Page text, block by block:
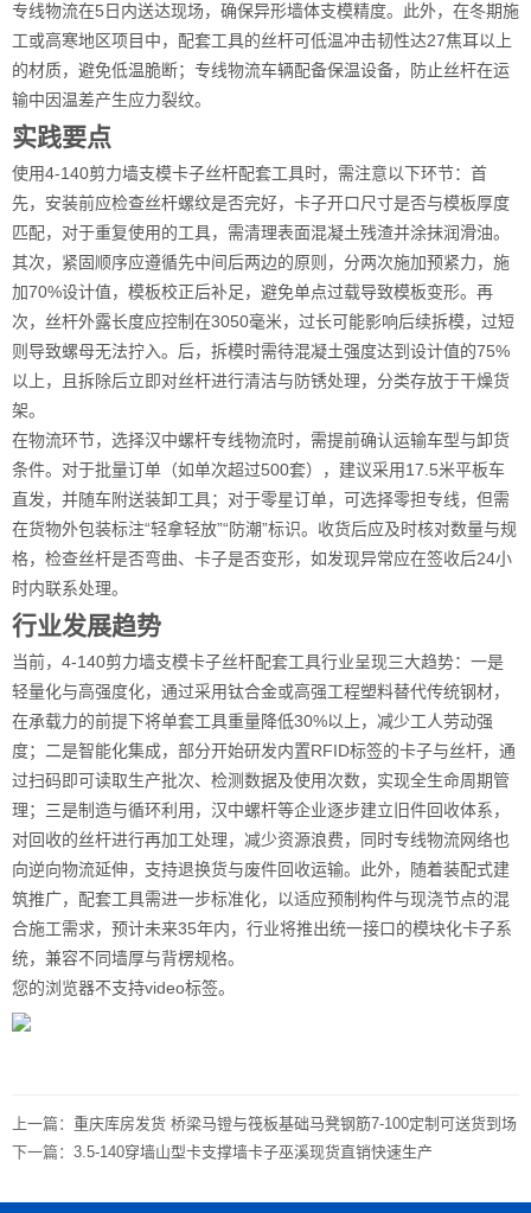
专线物流在5日内送达现场，确保异形墙体支模精度。此外，在冬期施
工或高寒地区项目中，配套工具的丝杆可低温冲击韧性达27焦耳以上
的材质，避免低温脆断；专线物流车辆配备保温设备，防止丝杆在运
输中因温差产生应力裂纹。
实践要点
使用4-140剪力墙支模卡子丝杆配套工具时，需注意以下环节：首
先，安装前应检查丝杆螺纹是否完好，卡子开口尺寸是否与模板厚度
匹配，对于重复使用的工具，需清理表面混凝土残渣并涂抹润滑油。
其次，紧固顺序应遵循先中间后两边的原则，分两次施加预紧力，施
加70%设计值，模板校正后补足，避免单点过载导致模板变形。再
次，丝杆外露长度应控制在3050毫米，过长可能影响后续拆模，过短
则导致螺母无法拧入。后，拆模时需待混凝土强度达到设计值的75%
以上，且拆除后立即对丝杆进行清洁与防锈处理，分类存放于干燥货
架。
在物流环节，选择汉中螺杆专线物流时，需提前确认运输车型与卸货
条件。对于批量订单（如单次超过500套），建议采用17.5米平板车
直发，并随车附送装卸工具；对于零星订单，可选择零担专线，但需
在货物外包装标注“轻拿轻放”“防潮”标识。收货后应及时核对数量与规
格，检查丝杆是否弯曲、卡子是否变形，如发现异常应在签收后24小
时内联系处理。
行业发展趋势
当前，4-140剪力墙支模卡子丝杆配套工具行业呈现三大趋势：一是
轻量化与高强度化，通过采用钛合金或高强工程塑料替代传统钢材，
在承载力的前提下将单套工具重量降低30%以上，减少工人劳动强
度；二是智能化集成，部分开始研发内置RFID标签的卡子与丝杆，通
过扫码即可读取生产批次、检测数据及使用次数，实现全生命周期管
理；三是制造与循环利用，汉中螺杆等企业逐步建立旧件回收体系，
对回收的丝杆进行再加工处理，减少资源浪费，同时专线物流网络也
向逆向物流延伸，支持退换货与废件回收运输。此外，随着装配式建
筑推广，配套工具需进一步标准化，以适应预制构件与现浇节点的混
合施工需求，预计未来35年内，行业将推出统一接口的模块化卡子系
统，兼容不同墙厚与背楞规格。
您的浏览器不支持video标签。
上一篇： 重庆库房发货 桥梁马镫与筏板基础马凳钢筋7-100定制可送货到场
下一篇： 3.5-140穿墙山型卡支撑墙卡子巫溪现货直销快速生产